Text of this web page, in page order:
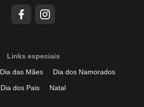
Links especiais
Dia das Mães
Dia dos Namorados
Dia dos Pais
Natal